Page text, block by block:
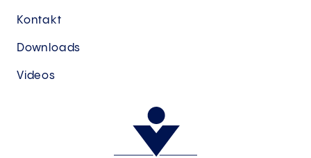
Kontakt
Downloads
Videos